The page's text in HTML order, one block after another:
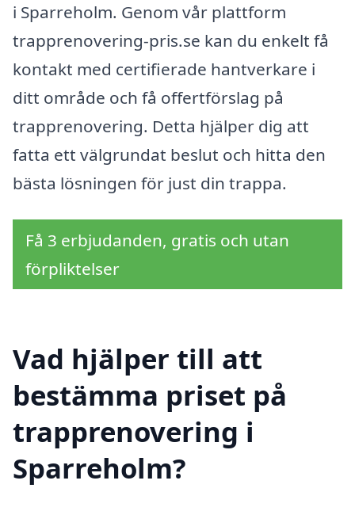
i Sparreholm. Genom vår plattform
trapprenovering-pris.se kan du enkelt få
kontakt med certifierade hantverkare i
ditt område och få offertförslag på
trapprenovering. Detta hjälper dig att
fatta ett välgrundat beslut och hitta den
bästa lösningen för just din trappa.
Få 3 erbjudanden, gratis och utan
förpliktelser
Vad hjälper till att
bestämma priset på
trapprenovering i
Sparreholm?